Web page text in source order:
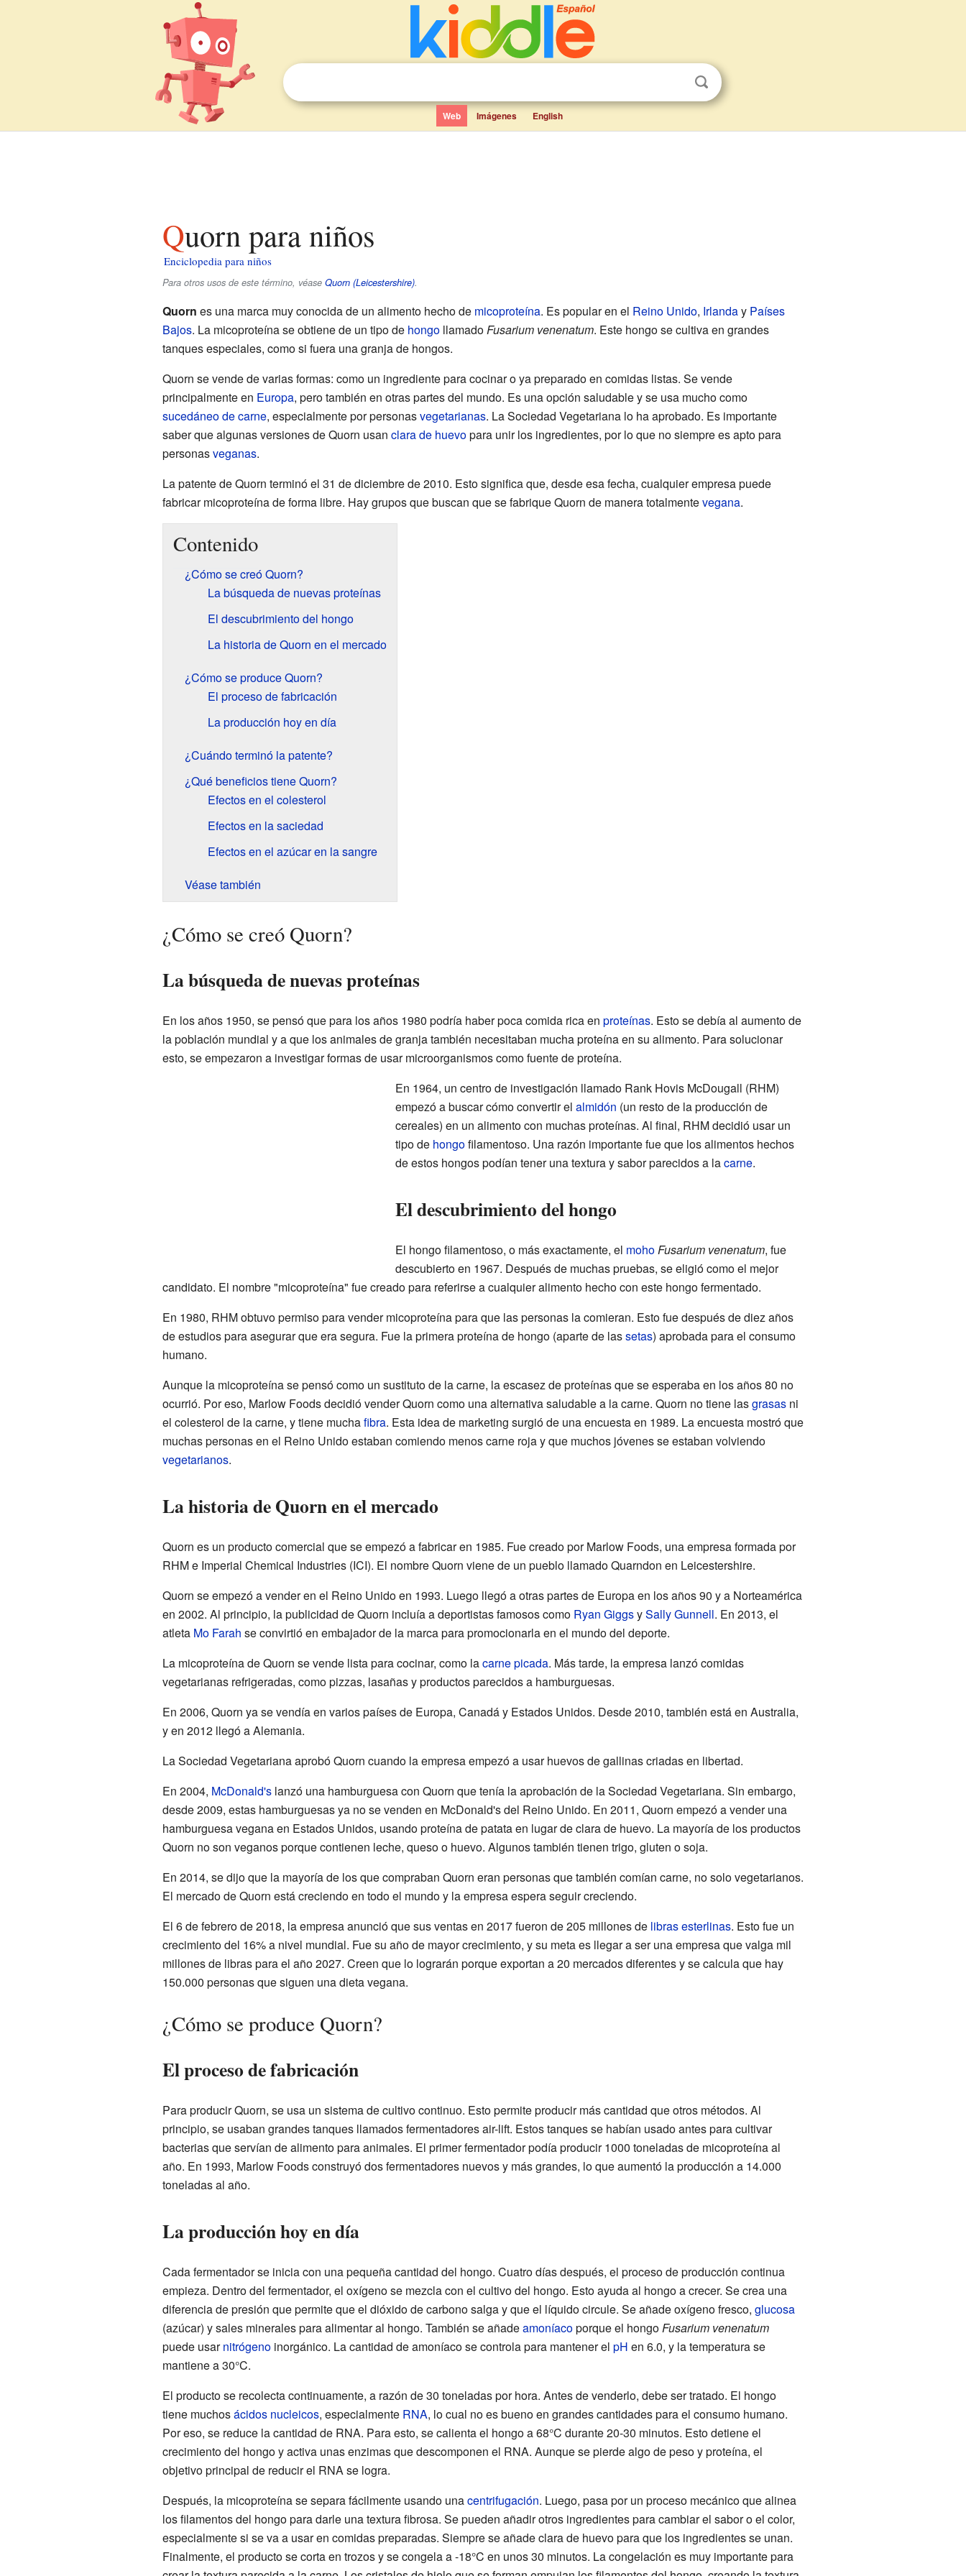
Web Imágenes English
Quorn para niños
Enciclopedia para niños
Para otros usos de este término, véase Quorn (Leicestershire).
Quorn es una marca muy conocida de un alimento hecho de micoproteína. Es popular en el Reino Unido, Irlanday Países
Bajos. La micoproteína se obtiene de un tipo de hongollamadoFusarium venenatum. Este hongo se cultiva en grandes
tanques especiales, como si fuera una granja de hongos.
Quorn se vende de varias formas: como un ingrediente para cocinar o ya preparado en comidas listas. Se vende
principalmente en Europa, pero también en otras partes del mundo. Es una opción saludable y se usa mucho como
sucedáneo de carne, especialmente por personasvegetarianas. La Sociedad Vegetariana lo ha aprobado. Es importante
saber que algunas versiones de Quorn usan clara de huevopara unir los ingredientes, por lo que no siempre es apto para
personasveganas.
La patente de Quorn terminó el 31 de diciembre de 2010. Esto significa que, desde esa fecha, cualquier empresa puede
fabricar micoproteína de forma libre. Hay grupos que buscan que se fabrique Quorn de manera totalmentevegana.
Contenido
¿Cómo se creó Quorn?
La búsqueda de nuevas proteínas
El descubrimiento del hongo
La historia de Quorn en el mercado
¿Cómo se produce Quorn?
El proceso de fabricación
La producción hoy en día
¿Cuándo terminó la patente?
¿Qué beneficios tiene Quorn?
Efectos en el colesterol
Efectos en la saciedad
Efectos en el azúcar en la sangre
Véase también
¿Cómo se creó Quorn?
La búsqueda de nuevas proteínas
En los años 1950, se pensó que para los años 1980 podría haber poca comida rica en proteínas. Esto se debía al aumento de
la población mundial y a que los animales de granja también necesitaban mucha proteína en su alimento. Para solucionar
esto, se empezaron a investigar formas de usar microorganismos como fuente de proteína.
En 1964, un centro de investigación llamado Rank Hovis McDougall (RHM)
empezó a buscar cómo convertir el almidón (un resto de la producción de
cereales) en un alimento con muchas proteínas. Al final, RHM decidió usar un
tipo de hongofilamentoso. Una razón importante fue que los alimentos hechos
de estos hongos podían tener una textura y sabor parecidos a lacarne.
El descubrimiento del hongo
El hongo filamentoso, o más exactamente, el mohoFusarium venenatum, fue
descubierto en 1967. Después de muchas pruebas, se eligió como el mejor
candidato. El nombre "micoproteína" fue creado para referirse a cualquier alimento hecho con este hongo fermentado.
En 1980, RHM obtuvo permiso para vender micoproteína para que las personas la comieran. Esto fue después de diez años
de estudios para asegurar que era segura. Fue la primera proteína de hongo (aparte de lassetas) aprobada para el consumo
humano.
Aunque la micoproteína se pensó como un sustituto de la carne, la escasez de proteínas que se esperaba en los años 80 no
ocurrió. Por eso, Marlow Foods decidió vender Quorn como una alternativa saludable a la carne. Quorn no tiene lasgrasasni
el colesterol de la carne, y tiene muchafibra. Esta idea de marketing surgió de una encuesta en 1989. La encuesta mostró que
muchas personas en el Reino Unido estaban comiendo menos carne roja y que muchos jóvenes se estaban volviendo
vegetarianos.
La historia de Quorn en el mercado
Quorn es un producto comercial que se empezó a fabricar en 1985. Fue creado por Marlow Foods, una empresa formada por
RHM e Imperial Chemical Industries (ICI). El nombre Quorn viene de un pueblo llamado Quarndon en Leicestershire.
Quorn se empezó a vender en el Reino Unido en 1993. Luego llegó a otras partes de Europa en los años 90 y a Norteamérica
en 2002. Al principio, la publicidad de Quorn incluía a deportistas famosos como Ryan GiggsySally Gunnell. En 2013, el
atleta Mo Farah se convirtió en embajador de la marca para promocionarla en el mundo del deporte.
La micoproteína de Quorn se vende lista para cocinar, como lacarne picada. Más tarde, la empresa lanzó comidas
vegetarianas refrigeradas, como pizzas, lasañas y productos parecidos a hamburguesas.
En 2006, Quorn ya se vendía en varios países de Europa, Canadá y Estados Unidos. Desde 2010, también está en Australia,
y en 2012 llegó a Alemania.
La Sociedad Vegetariana aprobó Quorn cuando la empresa empezó a usar huevos de gallinas criadas en libertad.
En 2004, McDonald'slanzó una hamburguesa con Quorn que tenía la aprobación de la Sociedad Vegetariana. Sin embargo,
desde 2009, estas hamburguesas ya no se venden en McDonald's del Reino Unido. En 2011, Quorn empezó a vender una
hamburguesa vegana en Estados Unidos, usando proteína de patata en lugar de clara de huevo. La mayoría de los productos
Quorn no son veganos porque contienen leche, queso o huevo. Algunos también tienen trigo, gluten o soja.
En 2014, se dijo que la mayoría de los que compraban Quorn eran personas que también comían carne, no solo vegetarianos.
El mercado de Quorn está creciendo en todo el mundo y la empresa espera seguir creciendo.
El 6 de febrero de 2018, la empresa anunció que sus ventas en 2017 fueron de 205 millones de libras esterlinas. Esto fue un
crecimiento del 16% a nivel mundial. Fue su año de mayor crecimiento, y su meta es llegar a ser una empresa que valga mil
millones de libras para el año 2027. Creen que lo lograrán porque exportan a 20 mercados diferentes y se calcula que hay
150.000 personas que siguen una dieta vegana.
¿Cómo se produce Quorn?
El proceso de fabricación
Para producir Quorn, se usa un sistema de cultivo continuo. Esto permite producir más cantidad que otros métodos. Al
principio, se usaban grandes tanques llamados fermentadores air-lift. Estos tanques se habían usado antes para cultivar
bacterias que servían de alimento para animales. El primer fermentador podía producir 1000 toneladas de micoproteína al
año. En 1993, Marlow Foods construyó dos fermentadores nuevos y más grandes, lo que aumentó la producción a 14.000
toneladas al año.
La producción hoy en día
Cada fermentador se inicia con una pequeña cantidad del hongo. Cuatro días después, el proceso de producción continua
empieza. Dentro del fermentador, el oxígeno se mezcla con el cultivo del hongo. Esto ayuda al hongo a crecer. Se crea una
diferencia de presión que permite que el dióxido de carbono salga y que el líquido circule. Se añade oxígeno fresco, glucosa
(azúcar) y sales minerales para alimentar al hongo. También se añadeamoníacoporque el hongoFusarium venenatum
puede usarnitrógenoinorgánico. La cantidad de amoníaco se controla para mantener el pH en 6.0, y la temperatura se
mantiene a 30°C.
El producto se recolecta continuamente, a razón de 30 toneladas por hora. Antes de venderlo, debe ser tratado. El hongo
tiene muchosácidos nucleicos, especialmente RNA, lo cual no es bueno en grandes cantidades para el consumo humano.
Por eso, se reduce la cantidad de RNA. Para esto, se calienta el hongo a 68°C durante 20-30 minutos. Esto detiene el
crecimiento del hongo y activa unas enzimas que descomponen el RNA. Aunque se pierde algo de peso y proteína, el
objetivo principal de reducir el RNA se logra.
Después, la micoproteína se separa fácilmente usando unacentrifugación. Luego, pasa por un proceso mecánico que alinea
los filamentos del hongo para darle una textura fibrosa. Se pueden añadir otros ingredientes para cambiar el sabor o el color,
especialmente si se va a usar en comidas preparadas. Siempre se añade clara de huevo para que los ingredientes se unan.
Finalmente, el producto se corta en trozos y se congela a -18°C en unos 30 minutos. La congelación es muy importante para